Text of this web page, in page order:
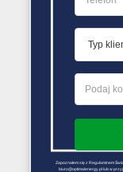
Zapoznałem się z Regulaminem
biuro@optimalenergy.pl lub w